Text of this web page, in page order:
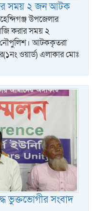
সময় ২ জন আটক
উপজেলার
করার সময় ২
নৌপুলিশ। আটককৃতরা
ওয়ার্ড) এলাকার মোঃ
ভুক্তভোগীর সংবাদ